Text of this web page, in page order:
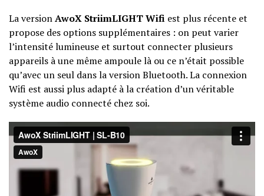
La versionAwoX StriimLIGHT Wifi est plus récente et
propose des options supplémentaires : on peut varier
l’intensité lumineuse et surtout connecter plusieurs
appareils à une même ampoule là ou ce n’était possible
qu’avec un seul dans la version Bluetooth. La connexion
Wifi est aussi plus adapté à la création d’un véritable
système audio connecté chez soi.